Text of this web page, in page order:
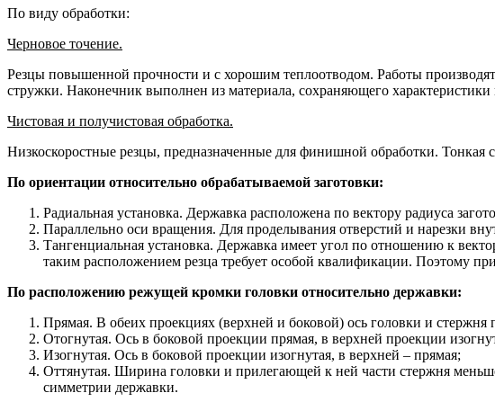
По виду обработки:
Черновое точение.
Резцы повышенной прочности и с хорошим теплоотводом. Работы
стружки. Наконечник выполнен из материала, сохраняющего характеристики
Чистовая и получистовая обработка.
Низкоскоростные резцы, предназначенные для финишной обработки. Тонкая
По ориентации относительно обрабатываемой заготовки:
Радиальная установка. Державка расположена по вектору радиуса
Параллельно оси вращения. Для проделывания отверстий и нарезки
Тангенциальная установка. Державка имеет угол по отношению к
таким расположением резца требует особой квалификации. Поэтому
По расположению режущей кромки головки относительно державки:
Прямая. В обеих проекциях (верхней и боковой) ось головки и стержня
Отогнутая. Ось в боковой проекции прямая, в верхней проекции
Изогнутая. Ось в боковой проекции изогнутая, в верхней – прямая;
Оттянутая. Ширина головки и прилегающей к ней части стержня
симметрии державки.